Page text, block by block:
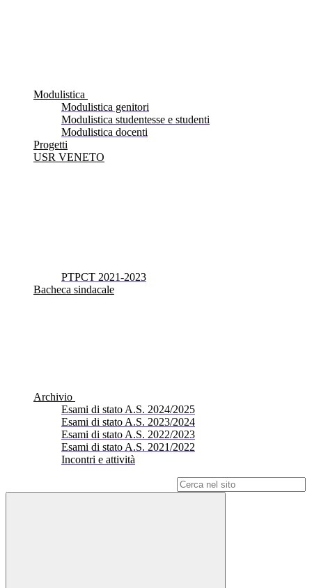
Modulistica
Modulistica genitori
Modulistica studentesse e studenti
Modulistica docenti
Progetti
USR VENETO
PTPCT 2021-2023
Bacheca sindacale
Archivio
Esami di stato A.S. 2024/2025
Esami di stato A.S. 2023/2024
Esami di stato A.S. 2022/2023
Esami di stato A.S. 2021/2022
Incontri e attività